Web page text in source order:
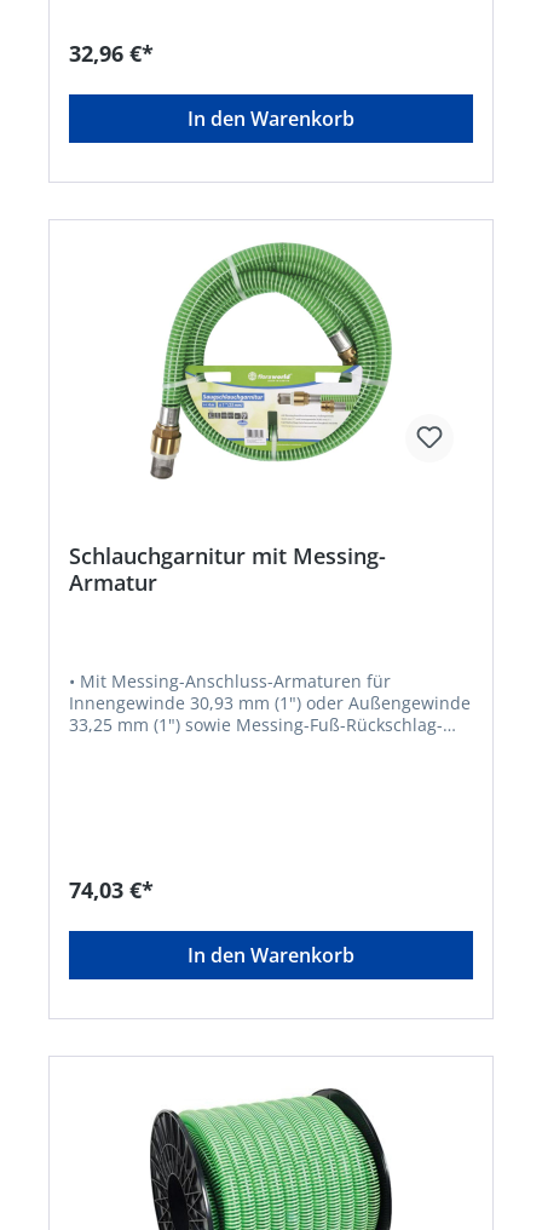
Blücherflöz 1, 66538 Neunkirchen, DE,
+4968219142700, info@ej-product-solutions.de
32,96 €*
In den Warenkorb
Schlauchgarnitur mit Messing-
Armatur
• Mit Messing-Anschluss-Armaturen für
Innengewinde 30,93 mm (1") oder Außengewinde
33,25 mm (1") sowie Messing-Fuß-Rückschlag-
74,03 €*
In den Warenkorb